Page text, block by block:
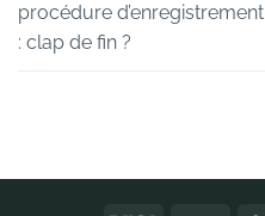
procédure d’enregistrement
: clap de fin ?